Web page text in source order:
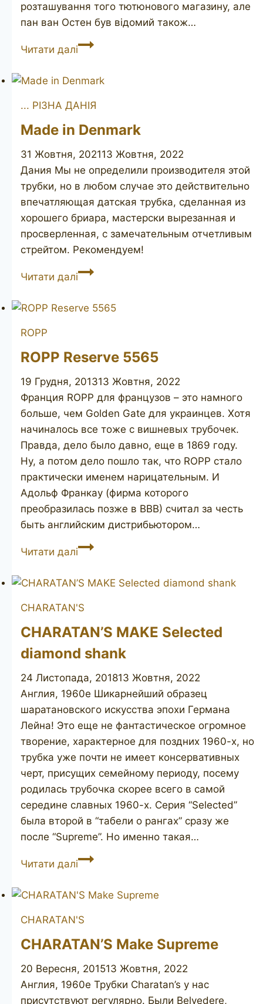
розташування того тютюнового магазину, але
пан ван Остен був відомий також…
Читати даліCOMOY’S
Slam
Van
Oosten
... РІЗНА ДАНІЯ
Made in Denmark
31 Жовтня, 202113 Жовтня, 2022
Дания Мы не определили производителя этой
трубки, но в любом случае это действительно
впечатляющая датская трубка, сделанная из
хорошего бриара, мастерски вырезанная и
просверленная, с замечательным отчетливым
стрейтом. Рекомендуем!
Читати даліMade
Denmark
ROPP
ROPP Reserve 5565
19 Грудня, 201313 Жовтня, 2022
Франция ROPP для французов – это намного
больше, чем Golden Gate для украинцев. Хотя
начиналось все тоже с вишневых трубочек.
Правда, дело было давно, еще в 1869 году.
Ну, а потом дело пошло так, что ROPP стало
практически именем нарицательным. И
Адольф Франкау (фирма которого
преобразилась позже в ВВВ) считал за честь
быть английским дистрибьютором…
Читати даліROPP
5565
CHARATAN'S
CHARATAN’S MAKE Selected
diamond shank
24 Листопада, 201813 Жовтня, 2022
Англия, 1960е Шикарнейший образец
шаратановского искусства эпохи Германа
Лейна! Это еще не фантастическое огромное
творение, характерное для поздних 1960-х, но
трубка уже почти не имеет консервативных
черт, присущих семейному периоду, посему
родилась трубочка скорее всего в самой
середине славных 1960-х. Серия “Selected”
была второй в “табели о рангах” сразу же
после “Supreme”. Но именно такая…
Читати даліCHARATAN’S
Selected
shank
CHARATAN'S
CHARATAN’S Make Supreme
20 Вересня, 201513 Жовтня, 2022
Англия, 1960е Трубки Charatan’s у нас
присутствуют регулярно. Были Belvedere,